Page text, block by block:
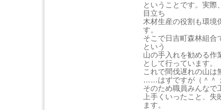
ということです。実際
目立ち
木材生産の役割も環境
す。
そこで日吉町森林組合
という
山の手入れを勧める作
として行っています。
これで間伐遅れの山
……はずですが（＾＾
そのため職員みんなで
上手くいったこと、
ます。